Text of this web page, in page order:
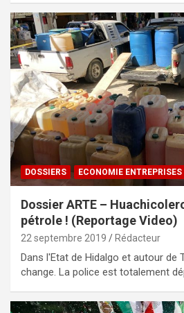
DOSSIERS ECONOMIE ENTREPRISES
Dossier ARTE –
pétrole ! (Reportage Video)
22 septembre 2019 Rédacteur
Dans l'Etat de Hidalgo et autour de
change. La police est totalement